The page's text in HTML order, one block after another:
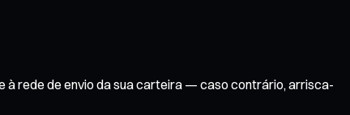
à rede de envio da sua carteira — caso contrário, arrisca-